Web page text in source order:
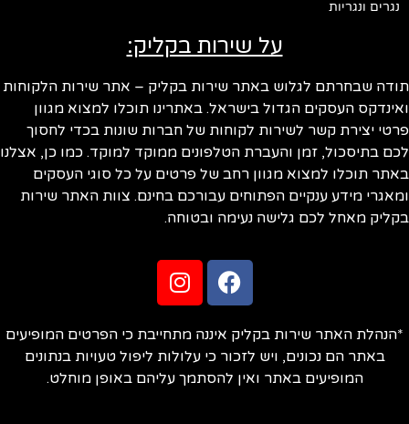
נגרים ונגריות
על שירות בקליק:
תודה שבחרתם לגלוש באתר שירות בקליק – אתר שירות הלקוחות
ואינדקס העסקים הגדול בישראל. באתרינו תוכלו למצוא מגוון
פרטי יצירת קשר לשירות לקוחות של חברות שונות בכדי לחסוך
לכם בתיסכול, זמן והעברת הטלפונים ממוקד למוקד. כמו כן, אצלנו
באתר תוכלו למצוא מגוון רחב של פרטים על כל סוגי העסקים
ומאגרי מידע ענקיים הפתוחים עבורכם בחינם. צוות האתר שירות
בקליק מאחל לכם גלישה נעימה ובטוחה.
*הנהלת האתר שירות בקליק איננה מתחייבת כי הפרטים המופיעים
באתר הם נכונים, ויש לזכור כי עלולות ליפול טעויות בנתונים
המופיעים באתר ואין להסתמך עליהם באופן מוחלט.